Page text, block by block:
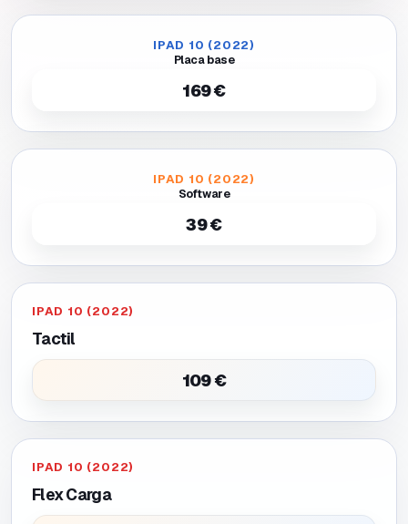
IPAD 10 (2022)
Placa base
169 €
IPAD 10 (2022)
Software
39 €
IPAD 10 (2022)
Tactil
109 €
IPAD 10 (2022)
Flex Carga